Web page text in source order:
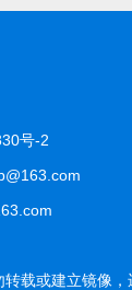
号-2
载或建立镜像